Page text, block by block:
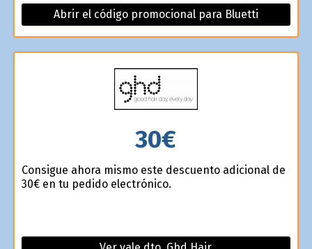
Abrir el código promocional para Bluetti
30€
Consigue ahora mismo este descuento adicional de
30€ en tu pedido electrónico.